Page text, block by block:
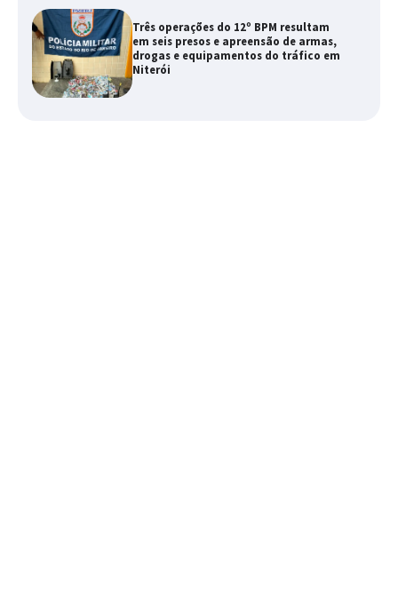
Três operações do 12º BPM resultam
em seis presos e apreensão de armas,
drogas e equipamentos do tráfico em
Niterói